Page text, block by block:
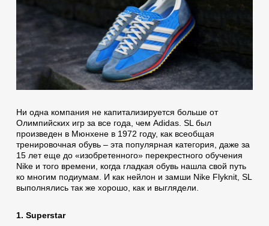
Ни одна компания не капитализируется больше от
Олимпийских игр за все года, чем Adidas. SL был
произведен в Мюнхене в 1972 году, как всеобщая
тренировочная обувь – эта популярная категория, даже за
15 лет еще до «изобретенного» перекрестного обучения
Nike и того времени, когда гладкая обувь нашла свой путь
ко многим подиумам. И как нейлон и замши Nike Flyknit, SL
выполнялись так же хорошо, как и выглядели.
1. Superstar